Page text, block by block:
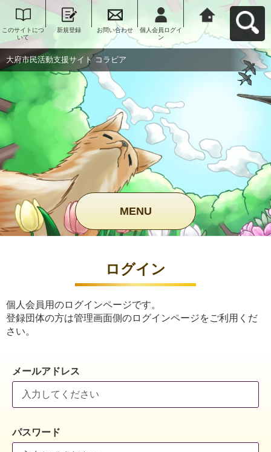
このサイトにつ
いて
新規登録 お問い合わせ
個人会員ログイ
ン
大府市民活動支
援サイト コラビ
アへ戻る
大府市民活動支援サイト コラビア
MENU
ログイン
個人会員用のログインページです。
登録団体の方は管理画面側のログインページをご利用くだ
さい。
メールアドレス
パスワード